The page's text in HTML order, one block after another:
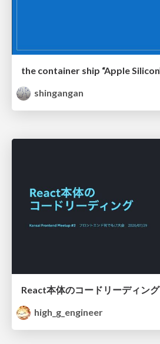
shingangan
React本体のコードリーディング
high_g_engineer